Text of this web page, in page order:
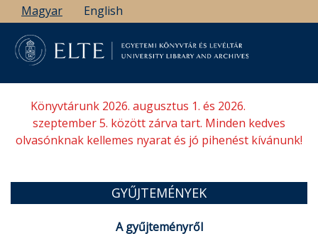
Ugrás
a
tartalomra
Magyar English
Könyvtárunk 2026. augusztus 1. és 2026.
szeptember 5. között zárva tart. Minden kedves
olvasónknak kellemes nyarat és jó pihenést kívánunk!
GYŰJTEMÉNYEK
A gyűjteményről